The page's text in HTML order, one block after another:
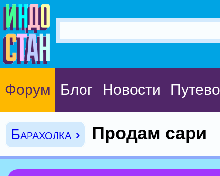
Форум Блог Новости
Барахолка › Продам сари